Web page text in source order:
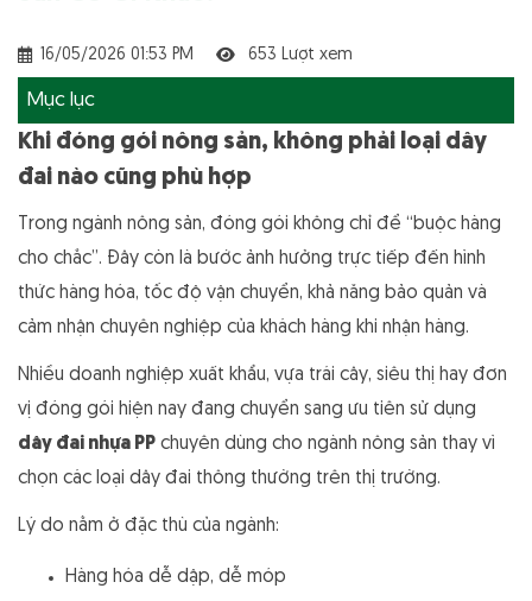
16/05/2026 01:53 PM 653 Lượt xem
Mục lục
Khi đóng gói nông sản, không phải loại dây
đai nào cũng phù hợp
Trong ngành nông sản, đóng gói không chỉ để “buộc hàng
cho chắc”. Đây còn là bước ảnh hưởng trực tiếp đến hình
thức hàng hóa, tốc độ vận chuyển, khả năng bảo quản và
cảm nhận chuyên nghiệp của khách hàng khi nhận hàng.
Nhiều doanh nghiệp xuất khẩu, vựa trái cây, siêu thị hay đơn
vị đóng gói hiện nay đang chuyển sang ưu tiên sử dụng
dây đai nhựa PP chuyên dùng cho ngành nông sản thay vì
chọn các loại dây đai thông thường trên thị trường.
Lý do nằm ở đặc thù của ngành:
Hàng hóa dễ dập, dễ móp